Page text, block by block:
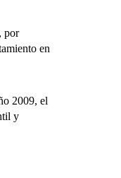
por
en
2009, el
y